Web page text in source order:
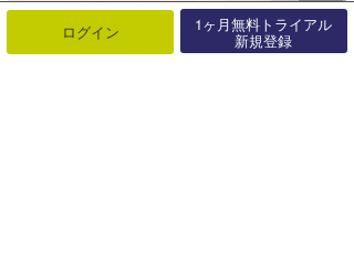
ログイン 1ヶ月無料トライアル
新規登録